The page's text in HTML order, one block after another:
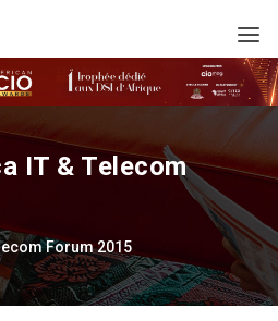
IT & Telecom
Forum 2015
Administrateur
: Abidjan va
IT &
2015